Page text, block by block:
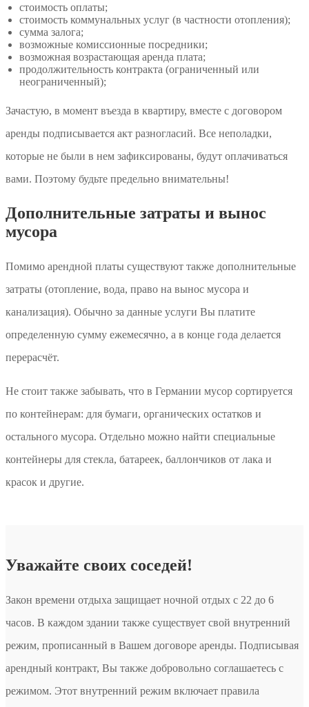
стоимость оплаты;
стоимость коммунальных услуг (в частности отопления);
сумма залога;
возможные комиссионные посредники;
возможная возрастающая аренда плата;
продолжительность контракта (ограниченный или
неограниченный);
Зачастую, в момент въезда в квартиру, вместе с договором
аренды подписывается акт разногласий. Все неполадки,
которые не были в нем зафиксированы, будут оплачиваться
вами. Поэтому будьте предельно внимательны!
Дополнительные затраты и вынос
мусора
Помимо арендной платы существуют также дополнительные
затраты (отопление, вода, право на вынос мусора и
канализация). Обычно за данные услуги Вы платите
определенную сумму ежемесячно, а в конце года делается
перерасчёт.
Не стоит также забывать, что в Германии мусор сортируется
по контейнерам: для бумаги, органических остатков и
остального мусора. Отдельно можно найти специальные
контейнеры для стекла, батареек, баллончиков от лака и
красок и другие.
Уважайте своих соседей!
Закон времени отдыха защищает ночной отдых с 22 до 6
часов. В каждом здании также существует свой внутренний
режим, прописанный в Вашем договоре аренды. Подписывая
арендный контракт, Вы также добровольно соглашаетесь с
режимом. Этот внутренний режим включает правила